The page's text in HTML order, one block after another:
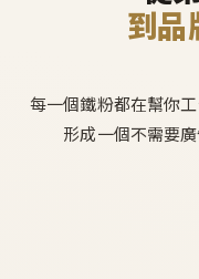
到品
每一個鐵粉都在幫你
形成一個不需要